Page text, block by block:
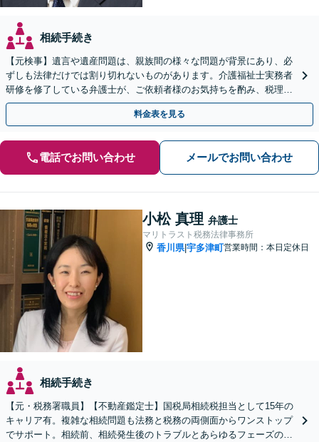
相続手続き
【元検事】遺言や遺産問題は、親族間の様々な問題が背景にあり、必
ずしも法律だけでは割り切れないものがあります。介護福祉士実務者
研修を修了している弁護士が、ご依頼者様のお気持ちを酌み、税理士
など他士業とも密接に連携しながら丁寧に対応いたします。
料金表を見る
電話でお問い合わせ メールでお問い合わせ
小松 真理 弁護士
マリトラスト税務法律事務所
香川県|宇多津町営業時間：本日定休日
相続手続き
【元・税務署職員】【不動産鑑定士】国税局相続税担当として15年の
キャリア有。複雑な相続問題も法務と税務の両側面からワンストップ
でサポート。相続前、相続発生後のトラブルとあらゆるフェーズのご